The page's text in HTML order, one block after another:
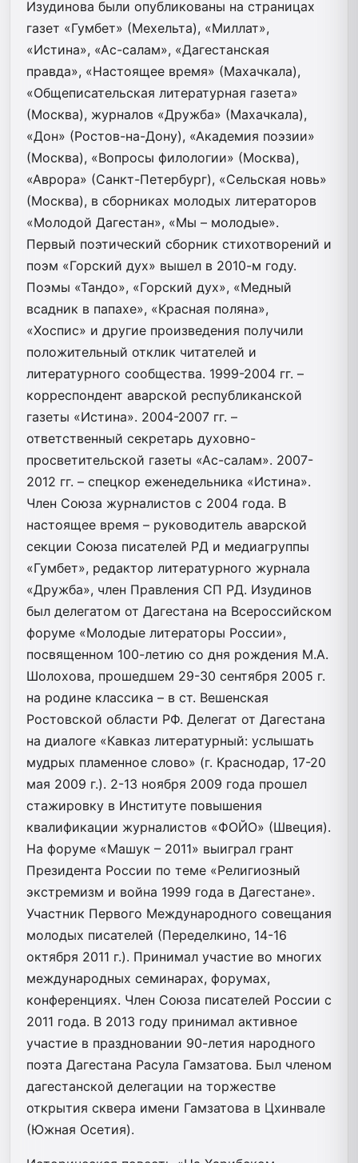
Изудинова были опубликованы на страницах
газет «Гумбет» (Мехельта), «Миллат»,
«Истина», «Ас-салам», «Дагестанская
правда», «Настоящее время» (Махачкала),
«Общеписательская литературная газета»
(Москва), журналов «Дружба» (Махачкала),
«Дон» (Ростов-на-Дону), «Академия поэзии»
(Москва), «Вопросы филологии» (Москва),
«Аврора» (Санкт-Петербург), «Сельская новь»
(Москва), в сборниках молодых литераторов
«Молодой Дагестан», «Мы – молодые».
Первый поэтический сборник стихотворений и
поэм «Горский дух» вышел в 2010-м году.
Поэмы «Тандо», «Горский дух», «Медный
всадник в папахе», «Красная поляна»,
«Хоспис» и другие произведения получили
положительный отклик читателей и
литературного сообщества. 1999-2004 гг. –
корреспондент аварской республиканской
газеты «Истина». 2004-2007 гг. –
ответственный секретарь духовно-
просветительской газеты «Ас-салам». 2007-
2012 гг. – спецкор еженедельника «Истина».
Член Союза журналистов с 2004 года. В
настоящее время – руководитель аварской
секции Союза писателей РД и медиагруппы
«Гумбет», редактор литературного журнала
«Дружба», член Правления СП РД. Изудинов
был делегатом от Дагестана на Всероссийском
форуме «Молодые литераторы России»,
посвященном 100-летию со дня рождения М.А.
Шолохова, прошедшем 29-30 сентября 2005 г.
на родине классика – в ст. Вешенская
Ростовской области РФ. Делегат от Дагестана
на диалоге «Кавказ литературный: услышать
мудрых пламенное слово» (г. Краснодар, 17-20
мая 2009 г.). 2-13 ноября 2009 года прошел
стажировку в Институте повышения
квалификации журналистов «ФОЙО» (Швеция).
На форуме «Машук – 2011» выиграл грант
Президента России по теме «Религиозный
экстремизм и война 1999 года в Дагестане».
Участник Первого Международного совещания
молодых писателей (Переделкино, 14-16
октября 2011 г.). Принимал участие во многих
международных семинарах, форумах,
конференциях. Член Союза писателей России с
2011 года. В 2013 году принимал активное
участие в праздновании 90-летия народного
поэта Дагестана Расула Гамзатова. Был членом
дагестанской делегации на торжестве
открытия сквера имени Гамзатова в Цхинвале
(Южная Осетия).